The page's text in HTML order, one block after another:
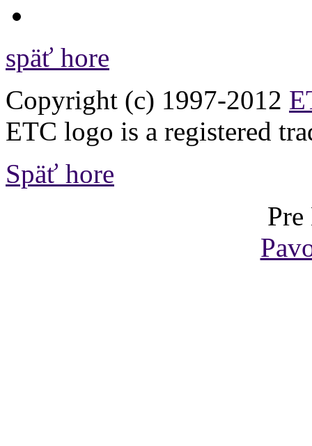
späť hore
Copyright (c) 1997-2012
ETC logo is a registered
Späť hore